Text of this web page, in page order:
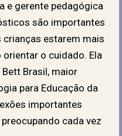
e gerente pedagógica
são importantes
crianças estarem mais
o cuidado. Ela
Brasil, maior
para Educação da
importantes
cada vez